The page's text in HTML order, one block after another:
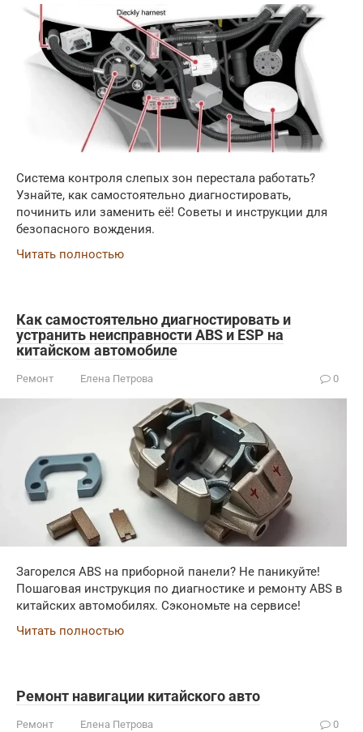
Система контроля слепых зон перестала работать?
Узнайте, как самостоятельно диагностировать,
починить или заменить её! Советы и инструкции для
безопасного вождения.
Читать полностью
Как самостоятельно диагностировать и
устранить неисправности ABS и ESP на
китайском автомобиле
Ремонт Елена Петрова 0
Загорелся ABS на приборной панели? Не паникуйте!
Пошаговая инструкция по диагностике и ремонту ABS в
китайских автомобилях. Сэкономьте на сервисе!
Читать полностью
Ремонт навигации китайского авто
Ремонт Елена Петрова 0